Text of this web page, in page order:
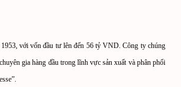
với vốn đầu tư lên đến 56 tỷ VND. Công ty chúng
gia hàng đầu trong lĩnh vực sản xuất và phân phối